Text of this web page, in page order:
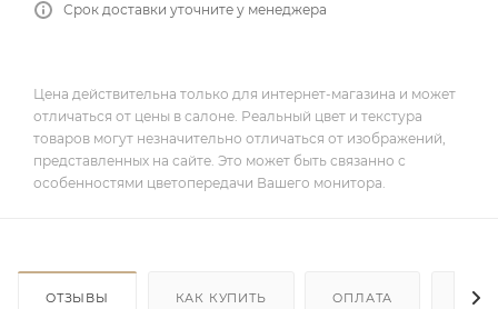
Срок доставки уточните у менеджера
Цена действительна только для интернет-магазина и может
отличаться от цены в салоне. Реальный цвет и текстура
товаров могут незначительно отличаться от изображений,
представленных на сайте. Это может быть связанно с
особенностями цветопередачи Вашего монитора.
ОТЗЫВЫ КАК КУПИТЬ ОПЛАТА